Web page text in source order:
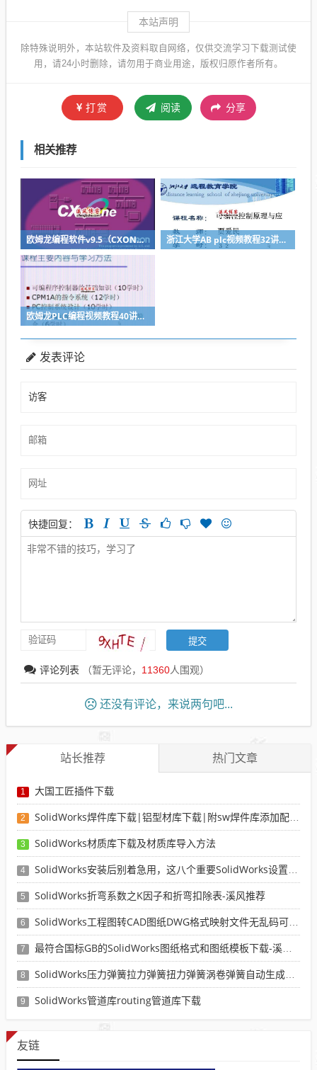
本站声明
除特殊说明外，本站软件及资料取自网络，仅供交流学习下载测试使
用，请24小时删除，请勿用于商业用途，版权归原作者所有。
打赏 阅读 分享
相关推荐
欧姆龙编程软件v9.5（CXONE-V4.31）支持win764位 浙江大学AB plc视频教程32讲全套下载
欧姆龙PLC编程视频教程40讲全套
发表评论
快捷回复：
评论列表 （暂无评论， 11360人围观）
还没有评论，来说两句吧...
站长推荐 热门文章
1 大国工匠插件下载
2 SolidWorks焊件库下载|铝型材库下载|附sw焊件库添加配置使用教程
3 SolidWorks材质库下载及材质库导入方法
4 SolidWorks安装后别着急用，这八个重要SolidWorks设置可以提高你的画图效率
5 SolidWorks折弯系数之K因子和折弯扣除表-溪风推荐
6 SolidWorks工程图转CAD图纸DWG格式映射文件无乱码可分层-溪风亲测推荐
7 最符合国标GB的SolidWorks图纸格式和图纸模板下载-溪风专用版
8 SolidWorks压力弹簧拉力弹簧扭力弹簧涡卷弹簧自动生成宏程序下载
9 SolidWorks管道库routing管道库下载
友链